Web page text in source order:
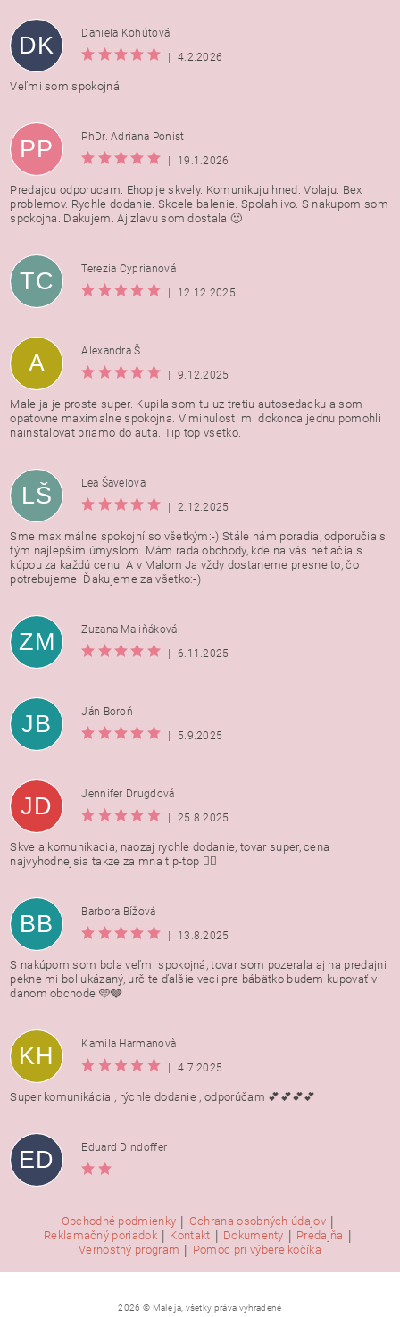
DK
Daniela Kohútová
|
4.2.2026
Veľmi som spokojná
PP
PhDr. Adriana Ponist
|
19.1.2026
Predajcu odporucam. Ehop je skvely. Komunikuju hned. Volaju. Bex
problemov. Rychle dodanie. Skcele balenie. Spolahlivo. S nakupom som
spokojna. Dakujem. Aj zlavu som dostala.🙂
TC
Terezia Cyprianová
|
12.12.2025
A
Alexandra Š.
|
9.12.2025
Male ja je proste super. Kupila som tu uz tretiu autosedacku a som
opatovne maximalne spokojna. V minulosti mi dokonca jednu pomohli
nainstalovat priamo do auta. Tip top vsetko.
LŠ
Lea Šavelova
|
2.12.2025
Sme maximálne spokojní so všetkým:-) Stále nám poradia, odporučia s
tým najlepším úmyslom. Mám rada obchody, kde na vás netlačia s
kúpou za každú cenu! A v Malom Ja vždy dostaneme presne to, čo
potrebujeme. Ďakujeme za všetko:-)
ZM
Zuzana Maliňáková
|
6.11.2025
JB
Ján Boroň
|
5.9.2025
JD
Jennifer Drugdová
|
25.8.2025
Skvela komunikacia, naozaj rychle dodanie, tovar super, cena
najvyhodnejsia takze za mna tip-top 👍🏻
BB
Barbora Bížová
|
13.8.2025
S nakúpom som bola veľmi spokojná, tovar som pozerala aj na predajni
pekne mi bol ukázaný, určite ďalšie veci pre bábätko budem kupovať v
danom obchode 🩵🩶
KH
Kamila Harmanovà
|
4.7.2025
Super komunikácia , rýchle dodanie , odporúčam 💕💕💕💕
ED Eduard Dindoffer
Obchodné podmienky | Ochrana osobných údajov |
Reklamačný poriadok | Kontakt | Dokumenty | Predajňa |
Vernostný program | Pomoc pri výbere kočíka
2026 © Male ja, všetky práva vyhradené